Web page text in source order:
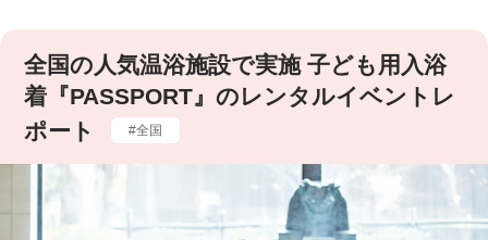
全国の人気温浴施設で実施 子ども用入浴
着『PASSPORT』のレンタルイベントレ
ポート
全国